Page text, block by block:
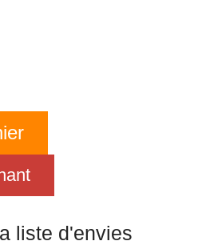
liste d'envies